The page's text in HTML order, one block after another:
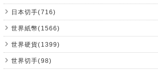
日本切手(716)
世界紙幣(1566)
世界硬貨(1399)
世界切手(98)